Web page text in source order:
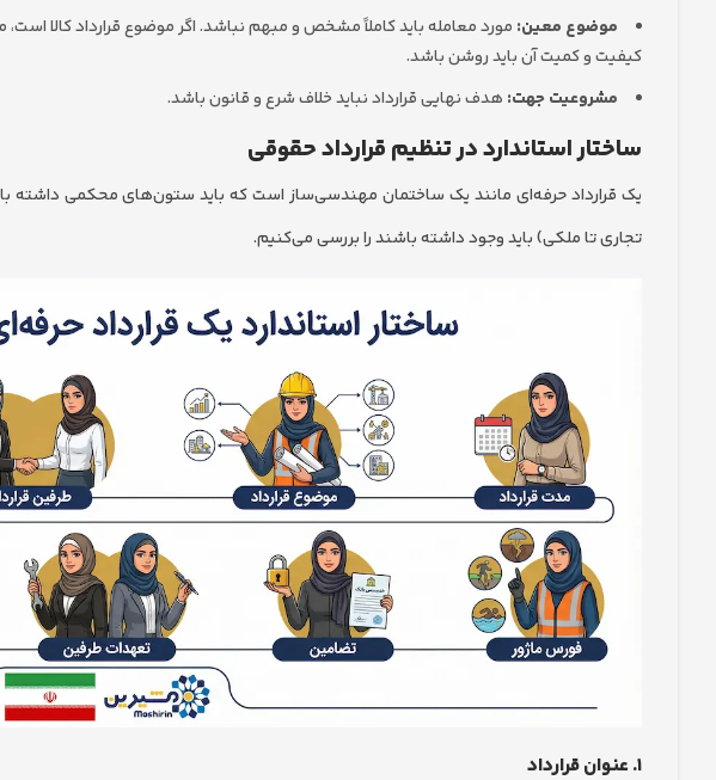
موضوع معین: مورد معامله باید کاملاً مشخص و مبهم نباشد. اگر موضوع قرارداد کالا
کیفیت و کمیت آن باید روشن باشد.
مشروعیت جهت: هدف نهایی قرارداد نباید خلاف شرع و قانون باشد.
ساختار استاندارد در تنظیم قرارداد حقوقی
یک قرارداد حرفه‌ای مانند یک ساختمان مهندسی‌ساز است که باید ستون‌های محکمی داشته
تجاری تا ملکی) باید وجود داشته باشند را بررسی می‌کنیم.
۱. عنوان قرارداد